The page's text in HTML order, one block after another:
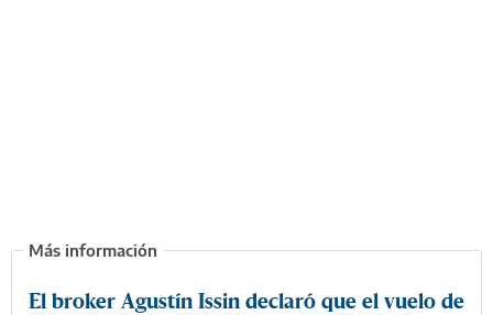
El broker Agustín Issin declaró que el vuelo de